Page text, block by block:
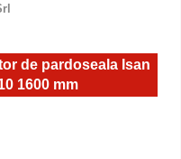
de pardoseala Isan
1600 mm